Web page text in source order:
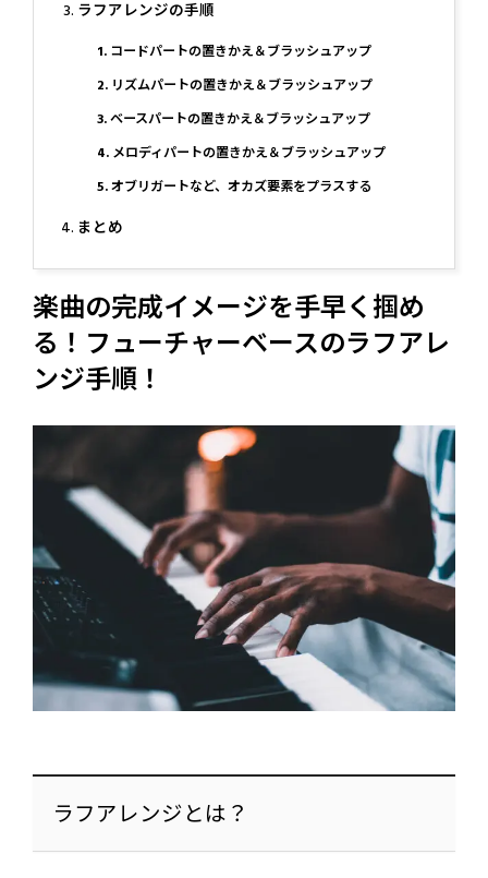
ラフアレンジの手順
1. コードパートの置きかえ＆ブラッシュアップ
2. リズムパートの置きかえ＆ブラッシュアップ
3. ベースパートの置きかえ＆ブラッシュアップ
4. メロディパートの置きかえ＆ブラッシュアップ
5. オブリガートなど、オカズ要素をプラスする
まとめ
楽曲の完成イメージを手早く掴め
る！フューチャーベースのラフアレ
ンジ手順！
ラフアレンジとは？